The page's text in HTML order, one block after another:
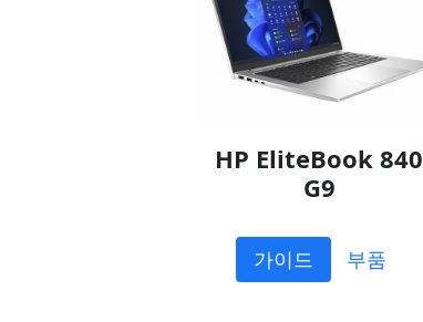
HP EliteBook 840
G9
가이드 부품